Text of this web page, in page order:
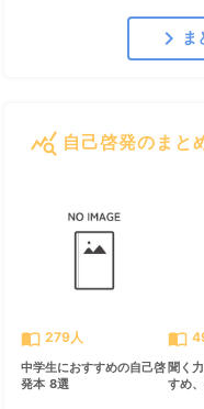
chevron_right ま
query_stats 自己啓発のまと
import_contacts 279人
中学生におすすめの自己啓
発本 8選
import_contacts
聞く
すめ